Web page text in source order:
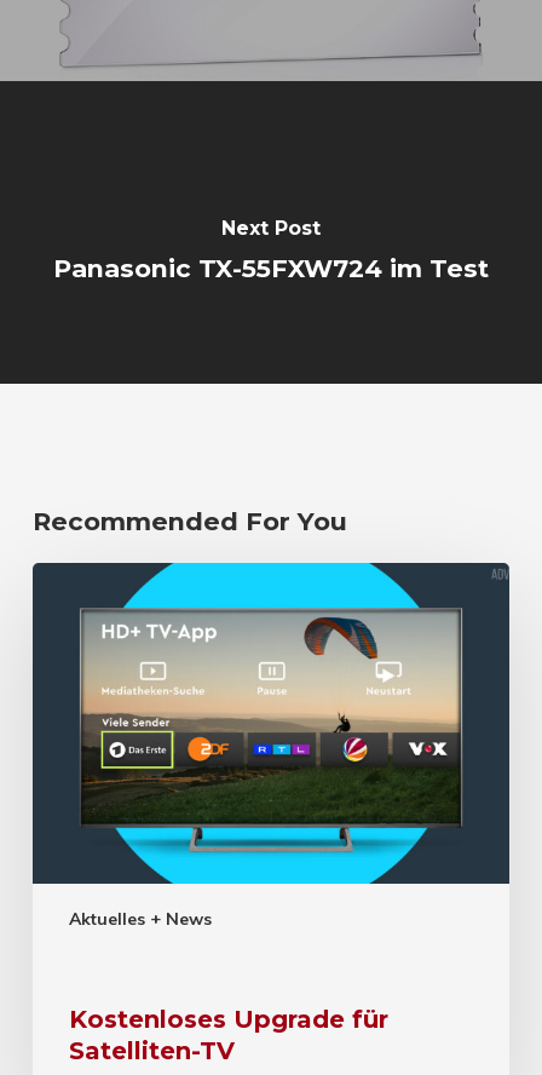
Next Post
Panasonic TX-55FXW724 im Test
Recommended For You
Aktuelles + News
Kostenloses Upgrade für
Satelliten-TV